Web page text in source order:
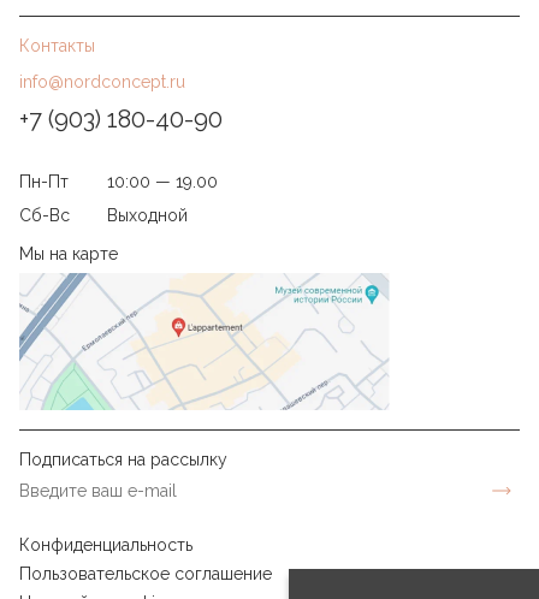
Регулярно протирать сухой мягкой тканью. Избегать
агрессивной химии и излишней влажности.
Контакты
info@nordconcept.ru
+7 (903) 180-40-90
Пн-Пт
10:00 — 19.00
Сб-Вс
Выходной
Мы на карте
Подписаться на рассылку
Конфиденциальность
Пользовательское соглашение